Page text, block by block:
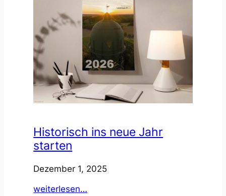
Lanstroper
Ei
Historisch ins neue Jahr
starten
Dezember 1, 2025
weiterlesen…